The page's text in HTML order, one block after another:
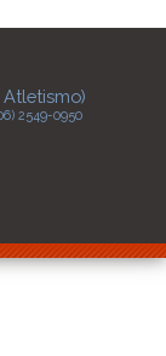
Atletismo)
2549-0950